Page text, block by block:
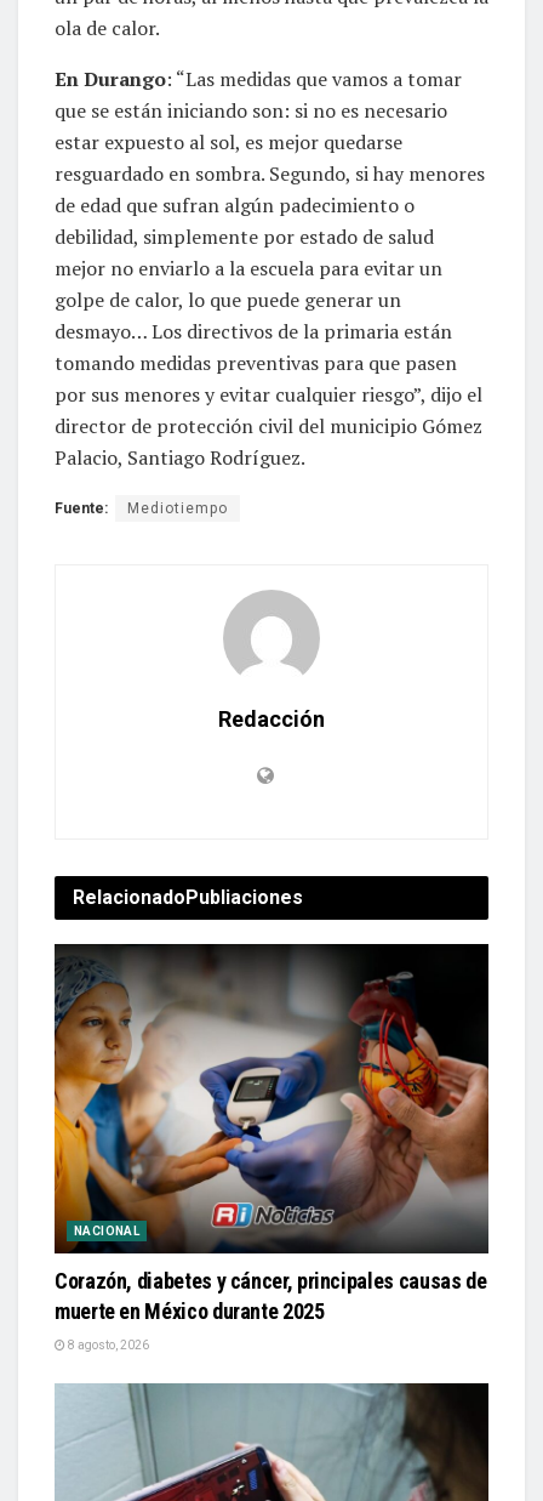
ola de calor.
En Durango: “Las medidas que vamos a tomar
que se están iniciando son: si no es necesario
estar expuesto al sol, es mejor quedarse
resguardado en sombra. Segundo, si hay menores
de edad que sufran algún padecimiento o
debilidad, simplemente por estado de salud
mejor no enviarlo a la escuela para evitar un
golpe de calor, lo que puede generar un
desmayo… Los directivos de la primaria están
tomando medidas preventivas para que pasen
por sus menores y evitar cualquier riesgo”, dijo el
director de protección civil del municipio Gómez
Palacio, Santiago Rodríguez.
Fuente: Mediotiempo
Redacción
RelacionadoPubliaciones
NACIONAL
Corazón, diabetes y cáncer, principales causas de
muerte en México durante 2025
8 agosto, 2026